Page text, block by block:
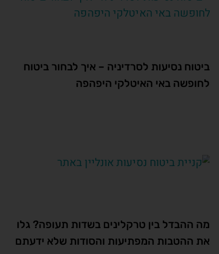
ביטוח נסיעות לסרדיניה – איך לבחור ביטוח
לחופשה באי האיטלקי היפהפה
מה ההבדל בין טרקלינים בשדות תעופה? גלו
את ההטבות המפתיעות והסודות שלא ידעתם